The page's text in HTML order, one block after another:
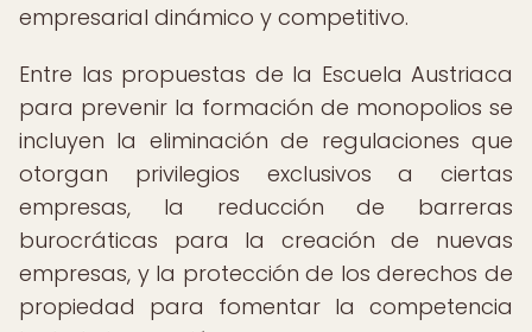
empresarial dinámico y competitivo.
Entre las propuestas de la Escuela Austriaca
para prevenir la formación de monopolios se
incluyen la eliminación de regulaciones que
otorgan privilegios exclusivos a ciertas
empresas, la reducción de barreras
burocráticas para la creación de nuevas
empresas, y la protección de los derechos de
propiedad para fomentar la competencia